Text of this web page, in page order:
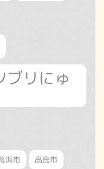
ブリにゅ
浜市 高島市